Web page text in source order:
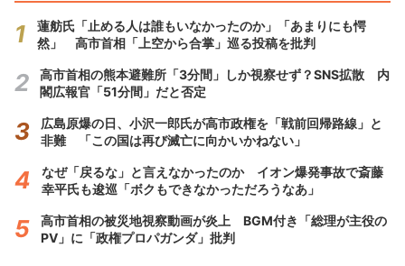
蓮舫氏「止める人は誰もいなかったのか」「あまりにも愕
然」 高市首相「上空から合掌」巡る投稿を批判
高市首相の熊本避難所「3分間」しか視察せず？SNS拡散 内
閣広報官「51分間」だと否定
広島原爆の日、小沢一郎氏が高市政権を「戦前回帰路線」と
非難 「この国は再び滅亡に向かいかねない」
なぜ「戻るな」と言えなかったのか イオン爆発事故で斎藤
幸平氏も逡巡「ボクもできなかっただろうなあ」
高市首相の被災地視察動画が炎上 BGM付き「総理が主役の
PV」に「政権プロパガンダ」批判